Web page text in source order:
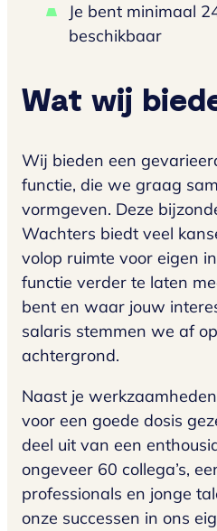
Je bent minimaal
beschikbaar
Wat wij
Wij bieden een
functie, die we graag
vormgeven. Deze
Wachters biedt veel
volop ruimte voor eigen
functie verder te laten
bent en waar jouw
salaris stemmen we af
achtergrond.
Naast je
voor een goede dosis
deel uit van een
ongeveer 60 collega’s,
professionals en jonge
onze successen in ons